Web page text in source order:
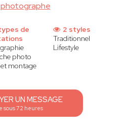
photographe
de
photo
montage
2 styles
Traditionnel
Lifestyle
UN MESSAGE
sous 72 heures